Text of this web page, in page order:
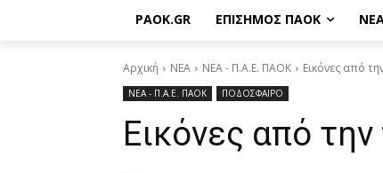
PAOK.GR ΕΠΙΣΗΜΟΣ ΠΑΟΚ
Αρχική ΝΕΑ ΝΕΑ - Π.Α.Ε. ΠΑΟΚ Εικόνες από
ΝΕΑ - Π.Α.Ε. ΠΑΟΚ ΠΟΔΟΣΦΑΙΡΟ
Εικόνες από